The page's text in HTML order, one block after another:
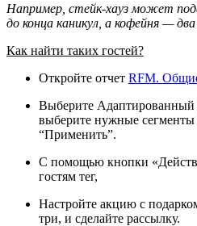
Например, стейк-хауз может
до конца каникул, а кофейня —
Как найти таких гостей?
Откройте отчет RFM.
Выберите Адаптированный
выберите нужные
“Применить”.
С помощью кнопки
гостям тег,
Настройте акцию с
три, и сделайте рассылку.